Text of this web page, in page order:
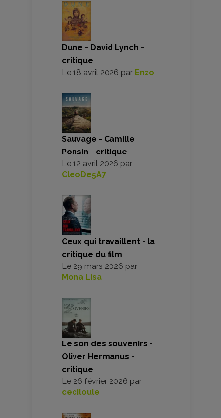
Dune - David Lynch -
critique
Le 18 avril 2026 par Enzo
Sauvage - Camille
Ponsin - critique
Le 12 avril 2026 par
CleoDe5A7
Ceux qui travaillent - la
critique du film
Le 29 mars 2026 par
Mona Lisa
Le son des souvenirs -
Oliver Hermanus -
critique
Le 26 février 2026 par
ceciloule